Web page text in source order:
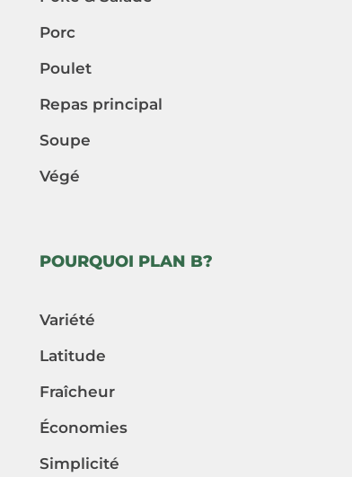
Porc
Poulet
Repas principal
Soupe
Végé
POURQUOI PLAN B?
Variété
Latitude
Fraîcheur
Économies
Simplicité